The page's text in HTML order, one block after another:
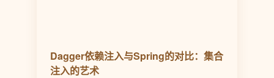
Dagger依赖注入与Spring的对比：集合
注入的艺术